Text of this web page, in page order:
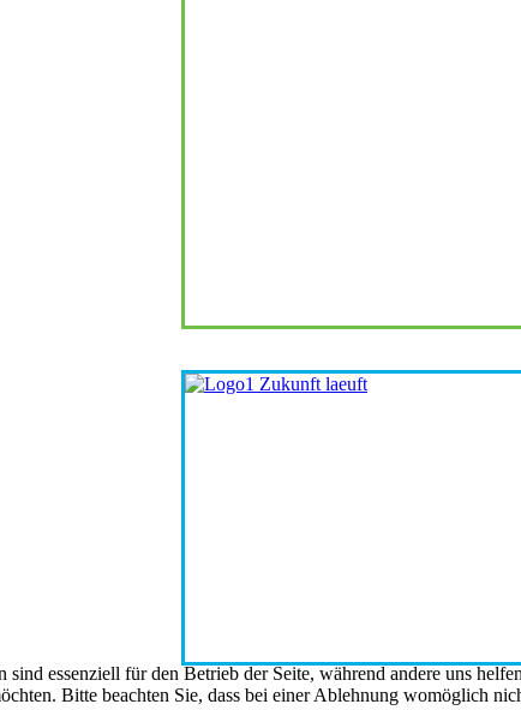
essenziell für den Betrieb der Seite, während andere uns
Bitte beachten Sie, dass bei einer Ablehnung womöglich